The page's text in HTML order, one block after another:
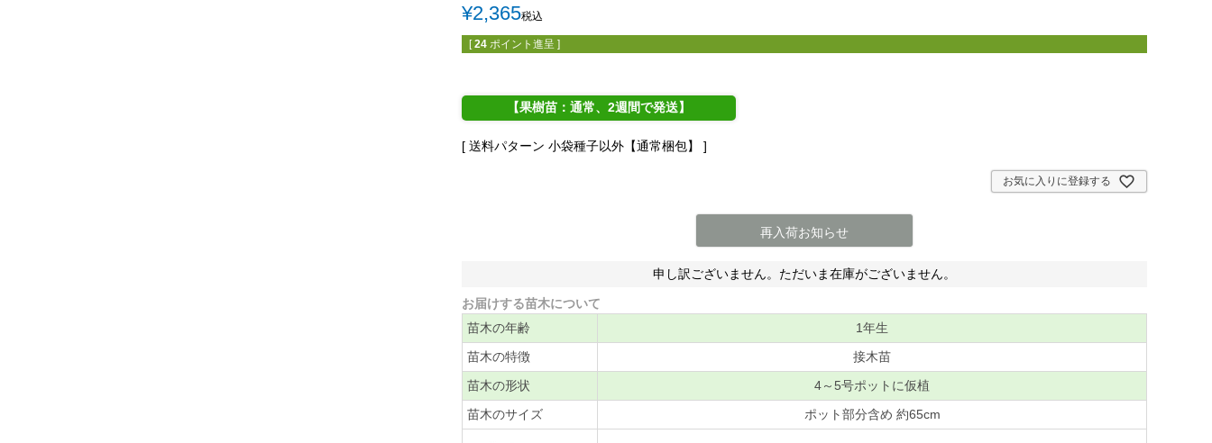
¥2,365税込
[ 24 ポイント進呈 ]
【果樹苗：通常、2週間で発送】
送料パターン 小袋種子以外【通常梱包】
お気に入りに登録する
再入荷お知らせ
申し訳ございません。ただいま在庫がございません。
お届けする苗木について
苗木の年齢
1年生
苗木の特徴
接木苗
苗木の形状
4～5号ポットに仮植
苗木のサイズ
ポット部分含め 約65cm